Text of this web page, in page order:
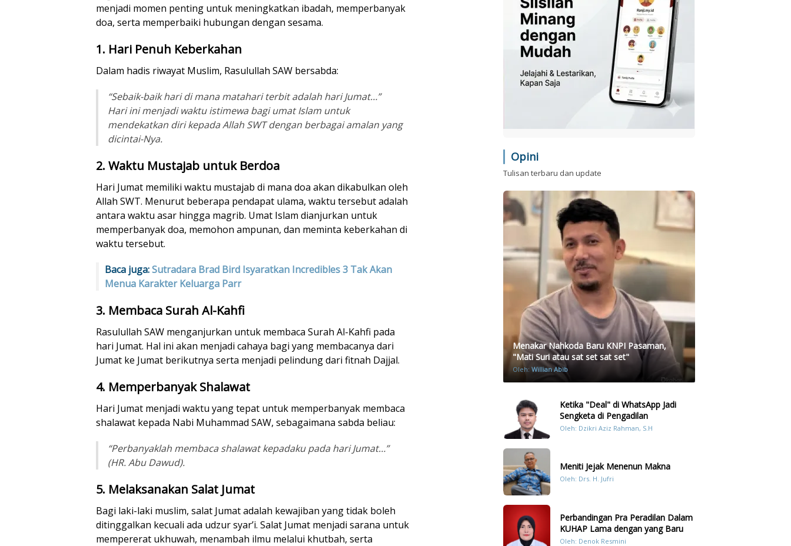
menjadi momen penting untuk meningkatkan ibadah, memperbanyak
doa, serta memperbaiki hubungan dengan sesama.
1. Hari Penuh Keberkahan
Dalam hadis riwayat Muslim, Rasulullah SAW bersabda:
“Sebaik-baik hari di mana matahari terbit adalah hari Jumat…”
Hari ini menjadi waktu istimewa bagi umat Islam untuk
mendekatkan diri kepada Allah SWT dengan berbagai amalan yang
dicintai-Nya.
2. Waktu Mustajab untuk Berdoa
Hari Jumat memiliki waktu mustajab di mana doa akan dikabulkan oleh
Allah SWT. Menurut beberapa pendapat ulama, waktu tersebut adalah
antara waktu asar hingga magrib. Umat Islam dianjurkan untuk
memperbanyak doa, memohon ampunan, dan meminta keberkahan di
waktu tersebut.
Baca juga:Sutradara Brad Bird Isyaratkan Incredibles 3 Tak Akan
Menua Karakter Keluarga Parr
3. Membaca Surah Al-Kahfi
Rasulullah SAW menganjurkan untuk membaca Surah Al-Kahfi pada
hari Jumat. Hal ini akan menjadi cahaya bagi yang membacanya dari
Jumat ke Jumat berikutnya serta menjadi pelindung dari fitnah Dajjal.
4. Memperbanyak Shalawat
Hari Jumat menjadi waktu yang tepat untuk memperbanyak membaca
shalawat kepada Nabi Muhammad SAW, sebagaimana sabda beliau:
“Perbanyaklah membaca shalawat kepadaku pada hari Jumat…”
(HR. Abu Dawud).
5. Melaksanakan Salat Jumat
Bagi laki-laki muslim, salat Jumat adalah kewajiban yang tidak boleh
ditinggalkan kecuali ada udzur syar’i. Salat Jumat menjadi sarana untuk
mempererat ukhuwah, menambah ilmu melalui khutbah, serta
Opini
Tulisan terbaru dan update
Menakar Nahkoda Baru KNPI Pasaman,
"Mati Suri atau sat set sat set"
Oleh: Willian Abib
Ketika "Deal" di WhatsApp Jadi
Sengketa di Pengadilan
Oleh: Dzikri Aziz Rahman, S.H
Meniti Jejak Menenun Makna
Oleh: Drs. H. Jufri
Perbandingan Pra Peradilan Dalam
KUHAP Lama dengan yang Baru
Oleh: Denok Resmini